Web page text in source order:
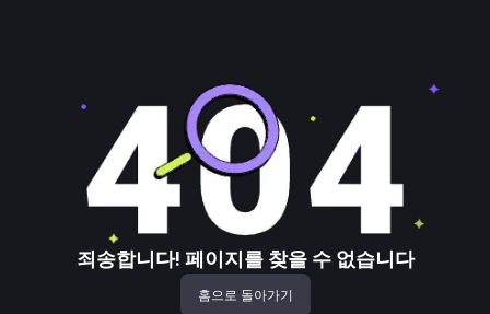
죄송합니다! 페이지를 찾을 수 없습니다
홈으로 돌아가기